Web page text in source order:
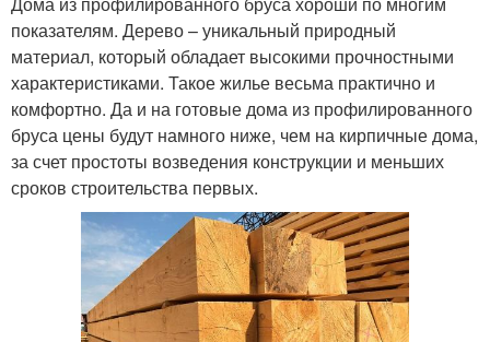
показателям. Дерево – уникальный природный
материал, который обладает высокими прочностными
характеристиками. Такое жилье весьма практично и
комфортно. Да и на готовые дома из профилированного
бруса цены будут намного ниже, чем на кирпичные дома,
за счет простоты возведения конструкции и меньших
сроков строительства первых.